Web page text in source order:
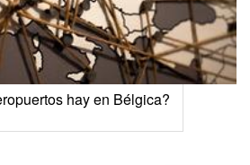
hay en Bélgica?